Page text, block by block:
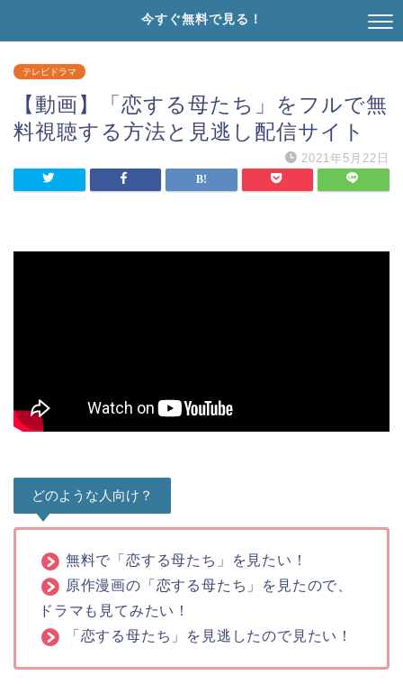
今すぐ無料で見る！
テレビドラマ
【動画】「恋する母たち」をフルで無
料視聴する方法と見逃し配信サイト
2021年5月22日
どのような人向け？
無料で「恋する母たち」を見たい！
原作漫画の「恋する母たち」を見たので、
ドラマも見てみたい！
「恋する母たち」を見逃したので見たい！